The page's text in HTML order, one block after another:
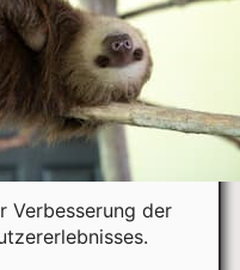
Verbesserung der